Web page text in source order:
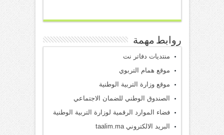
روابط مهمة
منتديات دفاتر نت
موقع همام التربوي
موقع وزارة التربية الوطنية
الصندوق الوطني للضمان الاجتماعي
فضاء الموارد الرقمية لوزارة التربية الوطنية
البريد الالكتروني taalim.ma